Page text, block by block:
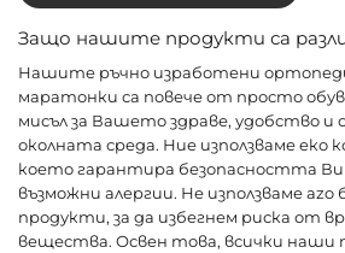
Защо нашите продукти са
Нашите ръчно изработени
маратонки са повече от просто
мисъл за Вашето здраве, удобство и
околната среда. Ние използваме еко
което гарантира безопасността Ви
възможни алергии. Не използваме
продукти, за да избегнем риска от
вещества. Освен това, всички наши